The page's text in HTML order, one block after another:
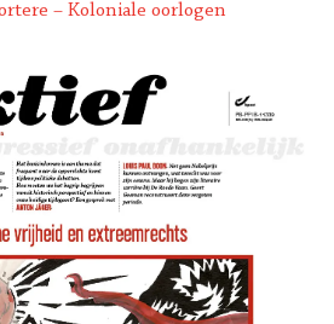
– Koloniale oorlogen